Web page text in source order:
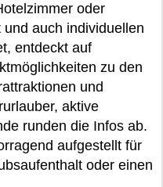
oder
auch individuellen
entdeckt auf
zu den
und
aktive
runden die Infos ab.
aufgestellt für
oder einen